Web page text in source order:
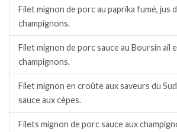
Filet mignon de porc au paprika fumé, jus
champignons.
Filet mignon de porc sauce au Boursin ail
champignons.
Filet mignon en croûte aux saveurs du
sauce aux cèpes.
Filets mignon de porc sauce aux